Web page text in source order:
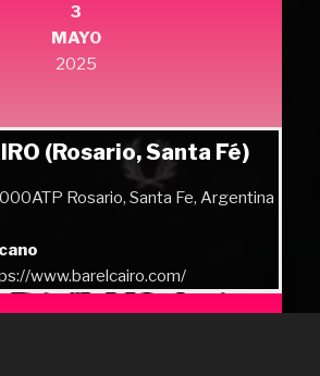
3
MAYO
2025
(Rosario, Santa Fé)
Rosario, Santa Fe, Argentina
www.barelcairo.com/